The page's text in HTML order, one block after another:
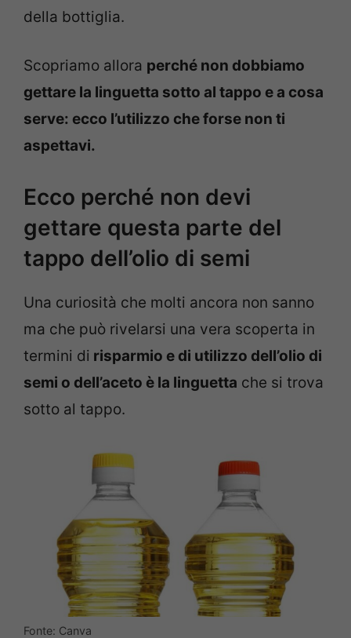
della bottiglia.
Scopriamo allora perché non dobbiamo
gettare la linguetta sotto al tappo e a cosa
serve: ecco l’utilizzo che forse non ti
aspettavi.
Ecco perché non devi
gettare questa parte del
tappo dell’olio di semi
Una curiosità che molti ancora non sanno
ma che può rivelarsi una vera scoperta in
termini di risparmio e di utilizzo dell’olio di
semi o dell’aceto è la linguetta che si trova
sotto al tappo.
Fonte: Canva